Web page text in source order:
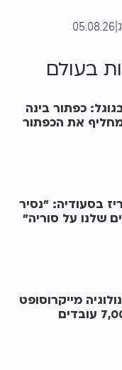
05.08.26
בעולם
כפתור בינה
את הכפתור
בסעודיה: "נסיר
שלנו על סוריה"
מייקרוסופט